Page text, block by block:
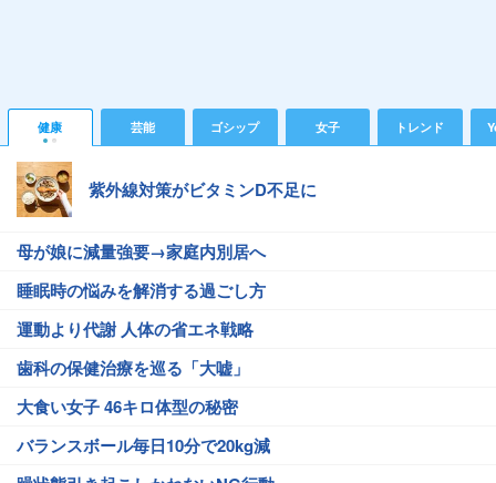
健康 芸能 ゴシップ 女子 トレンド
紫外線対策がビタミンD不足に
母が娘に減量強要→家庭内別居へ
睡眠時の悩みを解消する過ごし方
運動より代謝 人体の省エネ戦略
歯科の保健治療を巡る「大嘘」
大食い女子 46キロ体型の秘密
バランスボール毎日10分で20kg減